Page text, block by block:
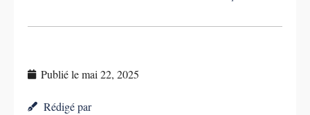
Publié lemai 22, 2025
Rédigé par